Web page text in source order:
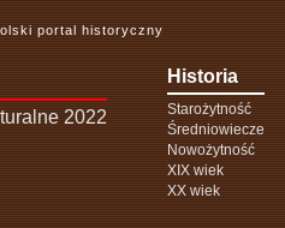
portal historyczny
2022
Historia
Starożytność
Średniowiecze
Nowożytność
XIX wiek
XX wiek